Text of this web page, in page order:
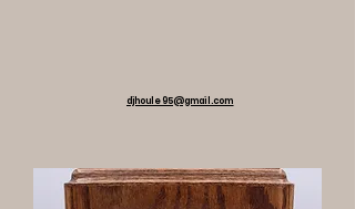
djhoule95@gmail.com